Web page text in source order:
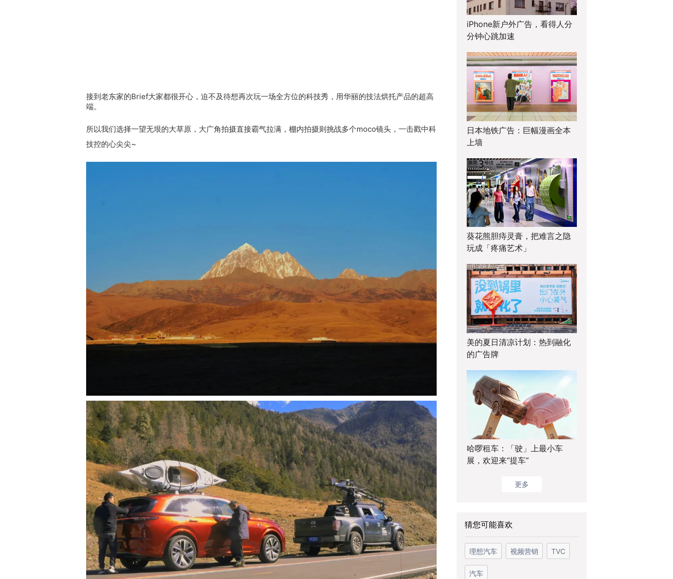
接到老东家的Brief大家都很开心，迫不及待想再次玩一场全方位的科技秀，用华丽的技法烘托产品的超高
端。
所以我们选择一望无垠的大草原，大广角拍摄直接霸气拉满，棚内拍摄则挑战多个moco镜头，一击戳中科
技控的心尖尖~
iPhone新户外广告，看得人分
分钟心跳加速
日本地铁广告：巨幅漫画全本
上墙
葵花熊胆痔灵膏，把难言之隐
玩成「疼痛艺术」
美的夏日清凉计划：热到融化
的广告牌
哈啰租车：「驶」上最小车
展，欢迎来“提车”
更多
猜您可能喜欢
理想汽车 视频营销 TVC
汽车